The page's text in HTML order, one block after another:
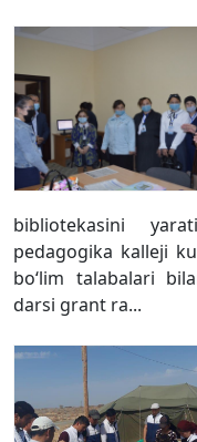
bibliotekasini
pedagogika kalleji
boʻlim talabalari
darsi grant ra...